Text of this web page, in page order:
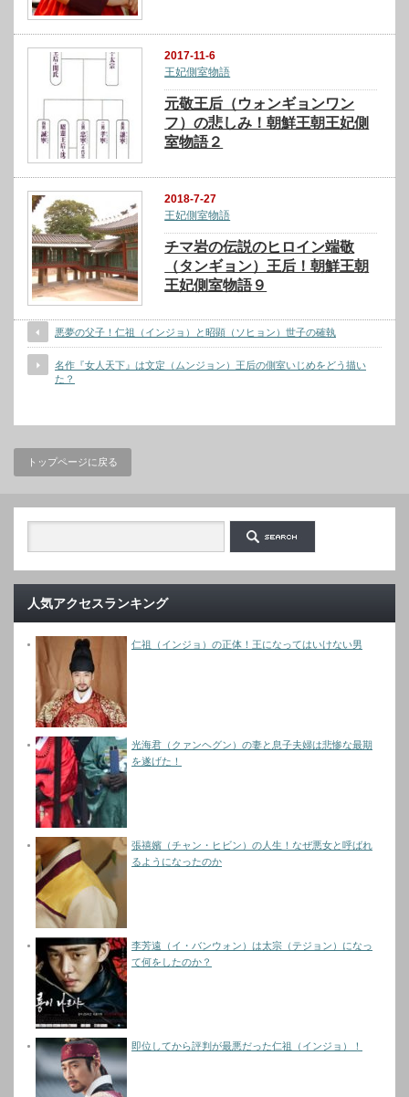
2017-11-6
王妃側室物語
元敬王后（ウォンギョンワン
フ）の悲しみ！朝鮮王朝王妃側
室物語２
2018-7-27
王妃側室物語
チマ岩の伝説のヒロイン端敬
（タンギョン）王后！朝鮮王朝
王妃側室物語９
悪夢の父子！仁祖（インジョ）と昭顕（ソヒョン）世子の確執
名作『女人天下』は文定（ムンジョン）王后の側室いじめをどう描い
た？
トップページに戻る
人気アクセスランキング
仁祖（インジョ）の正体！王になってはいけない男
光海君（クァンヘグン）の妻と息子夫婦は悲惨な最期
を遂げた！
張禧嬪（チャン・ヒビン）の人生！なぜ悪女と呼ばれ
るようになったのか
李芳遠（イ・バンウォン）は太宗（テジョン）になっ
て何をしたのか？
即位してから評判が最悪だった仁祖（インジョ）！